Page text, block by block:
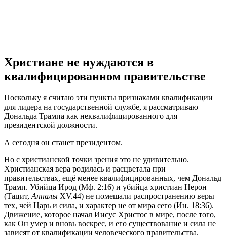
Христиане не нуждаются в
квалифицированном правительстве
Поскольку я считаю эти пункты признаками квалификации
для лидера на государственной службе, я рассматриваю
Дональда Трампа как неквалифицированного для
президентской должности.
А сегодня он станет президентом.
Но с христианской точки зрения это не удивительно.
Христианская вера родилась и расцветала при
правительствах, ещё менее квалифицированных, чем Дональд
Трамп. Убийца Ирод (Мф. 2:16) и убийца христиан Нерон
(Тацит, Анналы XV.44) не помешали распространению веры
тех, чей Царь и сила, и характер не от мира сего (Ин. 18:36).
Движение, которое начал Иисус Христос в мире, после того,
как Он умер и вновь воскрес, и его существование и сила не
зависят от квалификации человеческого правительства.